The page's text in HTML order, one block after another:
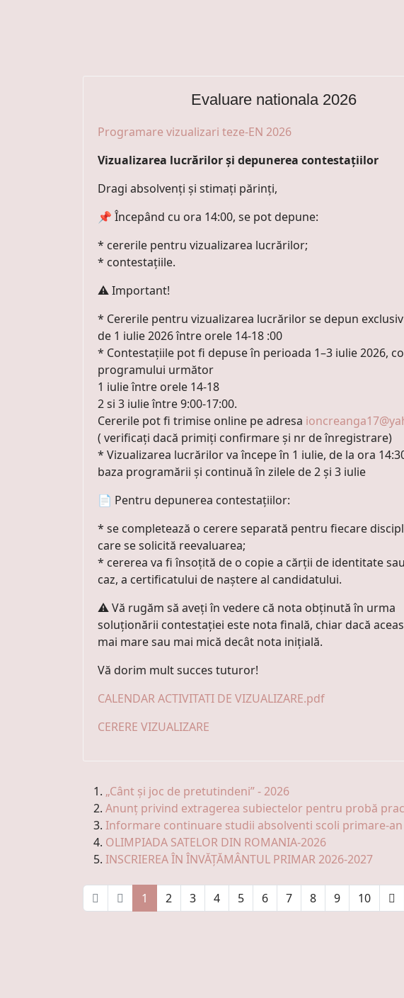
Evaluare nationala 2026
Programare vizualizari teze-EN 2026
Vizualizarea lucrărilor și depunerea contestațiilor
Dragi absolvenți și stimați părinți,
📌 Începând cu ora 14:00, se pot depune:
* cererile pentru vizualizarea lucrărilor;
* contestațiile.
⚠️ Important!
* Cererile pentru vizualizarea lucrărilor se depun
de 1 iulie 2026 între orele 14-18 :00
* Contestațiile pot fi depuse în perioada 1–3 iulie 2026,
programului următor
1 iulie între orele 14-18
2 si 3 iulie între 9:00-17:00.
Cererile pot fi trimise online pe adresa
( verificați dacă primiți confirmare și nr de înregistrare)
* Vizualizarea lucrărilor va începe în 1 iulie, de la ora
baza programării și continuă în zilele de 2 și 3 iulie
📄 Pentru depunerea contestațiilor:
* se completează o cerere separată pentru fiecare
care se solicită reevaluarea;
* cererea va fi însoțită de o copie a cărții de identitate
caz, a certificatului de naștere al candidatului.
⚠️ Vă rugăm să aveți în vedere că nota obținută în urma
soluționării contestației este nota finală, chiar dacă
mai mare sau mai mică decât nota inițială.
Vă dorim mult succes tuturor!
CALENDAR ACTIVITATI DE VIZUALIZARE.pdf
CERERE VIZUALIZARE
„Cânt și joc de pretutindeni” - 2026
Anunț privind extragerea subiectelor pentru probă
Informare continuare studii absolventi scoli primare-an
OLIMPIADA SATELOR DIN ROMANIA-2026
INSCRIEREA ÎN ÎNVĂȚĂMÂNTUL PRIMAR 2026-2027
1 2 3 4 5 6 7 8 9 10